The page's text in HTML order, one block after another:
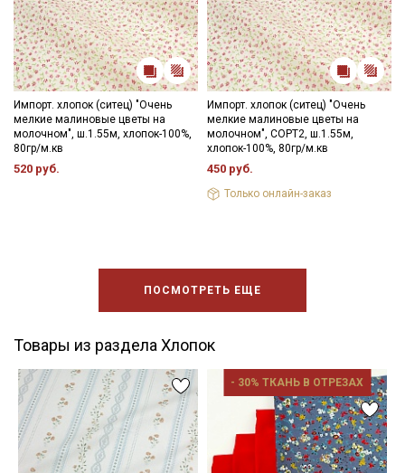
Импорт. хлопок (ситец) "Очень
мелкие малиновые цветы на
молочном", ш.1.55м, хлопок-100%,
80гр/м.кв
520 руб.
Импорт. хлопок (ситец) "Очень
мелкие малиновые цветы на
молочном", СОРТ2, ш.1.55м,
хлопок-100%, 80гр/м.кв
450 руб.
Только онлайн-заказ
ПОСМОТРЕТЬ ЕЩЕ
Товары из раздела Хлопок
- 30% ТКАНЬ В ОТРЕЗАХ